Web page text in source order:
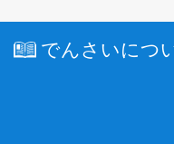
でんさいにつ